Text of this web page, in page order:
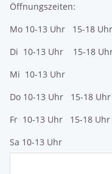
Öffnungszeiten:
Mo 10-13 Uhr 15-18 Uhr
Di 10-13 Uhr 15-18
Mi 10-13 Uhr
Do 10-13 Uhr 15-18 Uhr
Fr 10-13 Uhr 15-18 Uhr
Sa 10-13 Uhr